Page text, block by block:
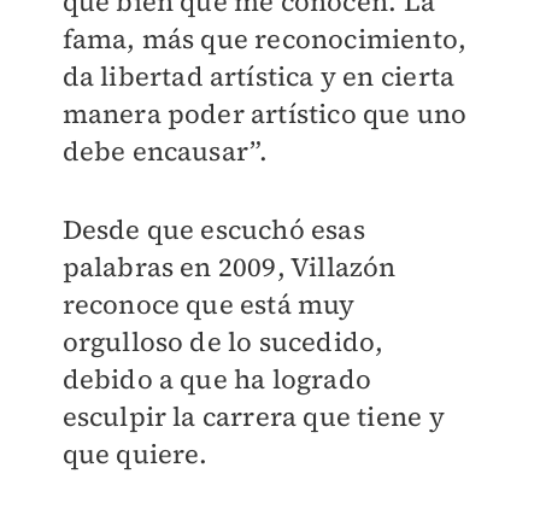
fama, más que reconocimiento,
da libertad artística y en cierta
manera poder artístico que uno
debe encausar”.
Desde que escuchó esas
palabras en 2009, Villazón
reconoce que está muy
orgulloso de lo sucedido,
debido a que ha logrado
esculpir la carrera que tiene y
que quiere.